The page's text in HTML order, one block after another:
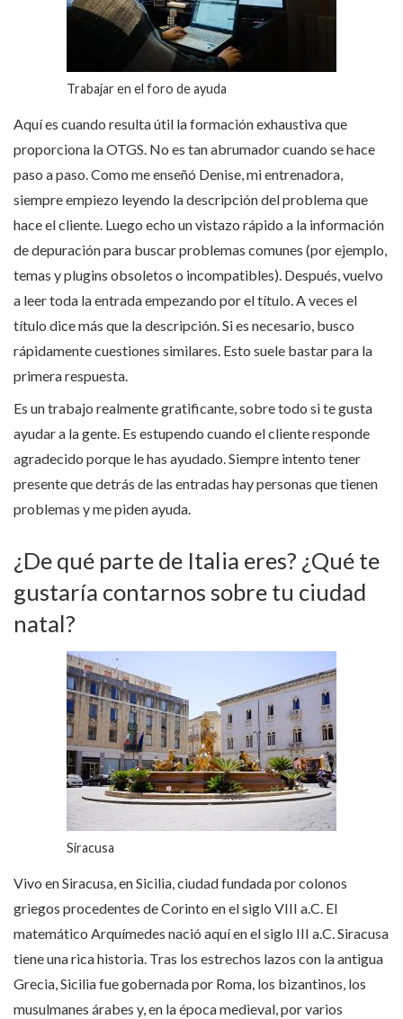
Trabajar en el foro de ayuda
Aquí es cuando resulta útil la formación exhaustiva que
proporciona la OTGS. No es tan abrumador cuando se hace
paso a paso. Como me enseñó Denise, mi entrenadora,
siempre empiezo leyendo la descripción del problema que
hace el cliente. Luego echo un vistazo rápido a la información
de depuración para buscar problemas comunes (por ejemplo,
temas y plugins obsoletos o incompatibles). Después, vuelvo
a leer toda la entrada empezando por el título. A veces el
título dice más que la descripción. Si es necesario, busco
rápidamente cuestiones similares. Esto suele bastar para la
primera respuesta.
Es un trabajo realmente gratificante, sobre todo si te gusta
ayudar a la gente. Es estupendo cuando el cliente responde
agradecido porque le has ayudado. Siempre intento tener
presente que detrás de las entradas hay personas que tienen
problemas y me piden ayuda.
¿De qué parte de Italia eres? ¿Qué te
gustaría contarnos sobre tu ciudad
natal?
Siracusa
Vivo en Siracusa, en Sicilia, ciudad fundada por colonos
griegos procedentes de Corinto en el siglo VIII a.C. El
matemático Arquímedes nació aquí en el siglo III a.C. Siracusa
tiene una rica historia. Tras los estrechos lazos con la antigua
Grecia, Sicilia fue gobernada por Roma, los bizantinos, los
musulmanes árabes y, en la época medieval, por varios